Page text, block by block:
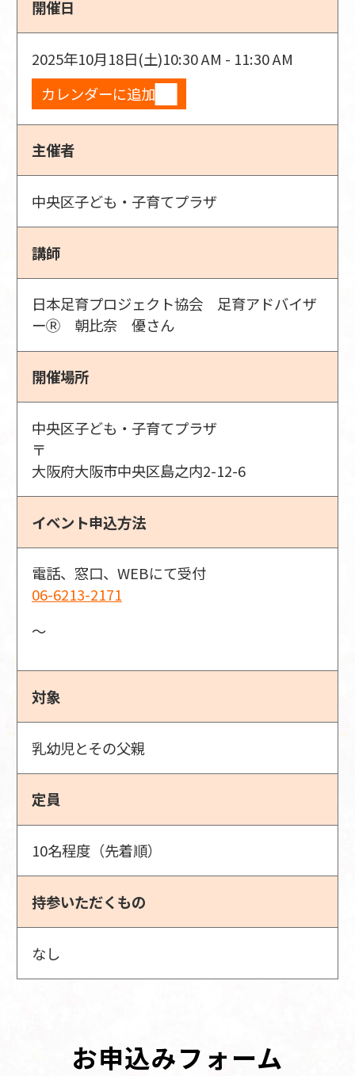
開催日
2025年10月18日(土)10:30 AM - 11:30 AM
カレンダーに追加
主催者
中央区子ども・子育てプラザ
講師
日本足育プロジェクト協会 足育アドバイザ
ーⓇ 朝比奈 優さん
開催場所
中央区子ども・子育てプラザ
〒
大阪府大阪市中央区島之内2-12-6
イベント申込方法
電話、窓口、WEBにて受付
06-6213-2171
〜
対象
乳幼児とその父親
定員
10名程度（先着順）
持参いただくもの
なし
お申込みフォーム